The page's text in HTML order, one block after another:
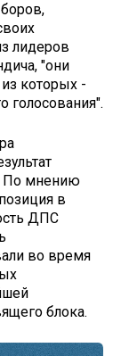
лидеров
"они
которых -
голосования".
По мнению
в
ДПС
во время
блока.